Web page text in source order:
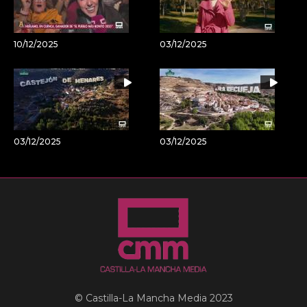
10/12/2025 03/12/2025
03/12/2025 03/12/2025
© Castilla-La Mancha Media 2023